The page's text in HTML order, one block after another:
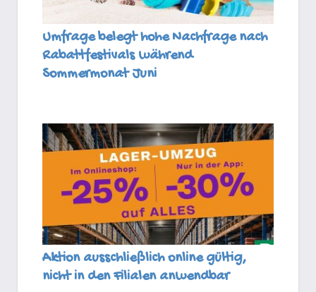
Umfrage belegt hohe Nachfrage nach
Rabattfestivals während
Sommermonat Juni
Aktion ausschließlich online gültig,
nicht in den Filialen anwendbar